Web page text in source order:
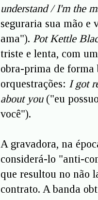
understand / I'm the
seguraria sua mão e
ama"). Pot Kettle
triste e lenta, com
obra-prima de forma
orquestrações: I got
about you ("eu
você").
A gravadora, na
considerá-lo "anti-
que resultou no não
contrato. A banda